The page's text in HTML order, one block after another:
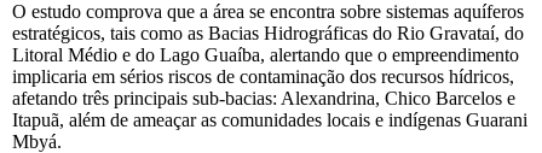
O estudo comprova que a área se encontra sobre sistemas aquíferos
estratégicos, tais como as Bacias Hidrográficas do Rio Gravataí, do
Litoral Médio e do Lago Guaíba, alertando que o empreendimento
implicaria em sérios riscos de contaminação dos recursos hídricos,
afetando três principais sub-bacias: Alexandrina, Chico Barcelos e
Itapuã, além de ameaçar as comunidades locais e indígenas Guarani
Mbyá.